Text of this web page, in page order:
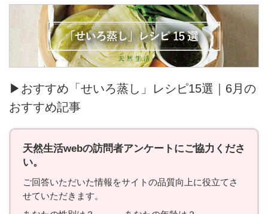
▶おすすめ「せいろ蒸し」レシピ15選｜6月の
おすすめ記事